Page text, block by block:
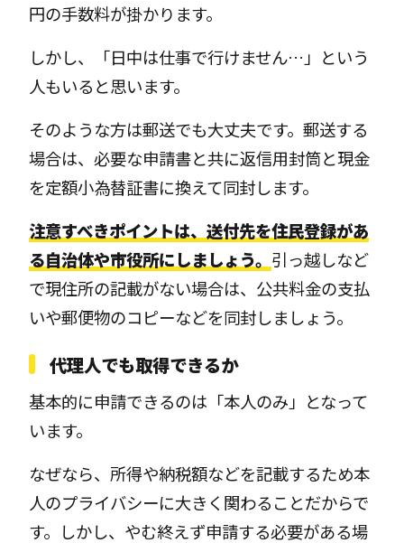
円の手数料が掛かります。
しかし、「日中は仕事で行けません…」という
人もいると思います。
そのような方は郵送でも大丈夫です。郵送する
場合は、必要な申請書と共に返信用封筒と現金
を定額小為替証書に換えて同封します。
注意すべきポイントは、送付先を住民登録があ
る自治体や市役所にしましょう。 引っ越しなど
で現住所の記載がない場合は、公共料金の支払
いや郵便物のコピーなどを同封しましょう。
代理人でも取得できるか
基本的に申請できるのは「本人のみ」となって
います。
なぜなら、所得や納税額などを記載するため本
人のプライバシーに大きく関わることだからで
す。しかし、やむ終えず申請する必要がある場